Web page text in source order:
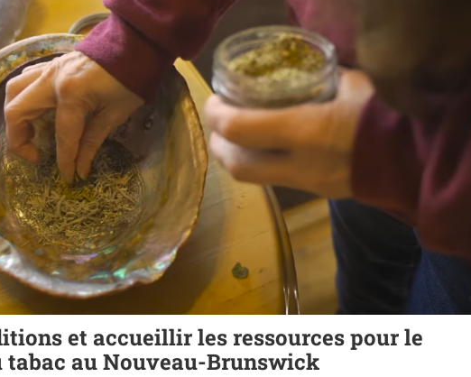
et accueillir les ressources pour le
tabac au Nouveau-Brunswick